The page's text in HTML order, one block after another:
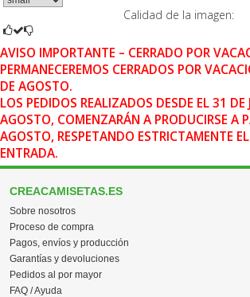
Calidad de la imagen:
AVISO IMPORTANTE – CERRADO POR
PERMANECEREMOS CERRADOS POR
DE AGOSTO.
LOS PEDIDOS REALIZADOS DESDE EL 31
AGOSTO, COMENZARÁN A PRODUCIRSE A
AGOSTO, RESPETANDO ESTRICTAMENTE
ENTRADA.
CREACAMISETAS.ES
Sobre nosotros
Proceso de compra
Pagos, envíos y producción
Garantías y devoluciones
Pedidos al por mayor
FAQ / Ayuda